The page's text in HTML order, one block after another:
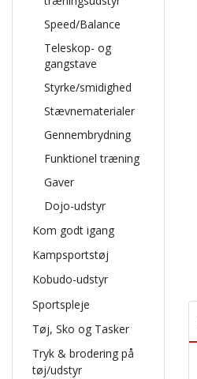
Speed/Balance
Teleskop- og
gangstave
Styrke/smidighed
Stævnematerialer
Gennembrydning
Funktionel træning
Gaver
Dojo-udstyr
Kom godt igang
Kampsportstøj
Kobudo-udstyr
Sportspleje
Tøj, Sko og Tasker
Tryk & brodering på
tøj/udstyr